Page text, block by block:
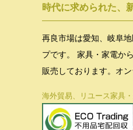
時代に求められた、
再良市場は愛知、岐阜
プです。 家具・家電か
販売しております。オ
海外貿易、リユース家具